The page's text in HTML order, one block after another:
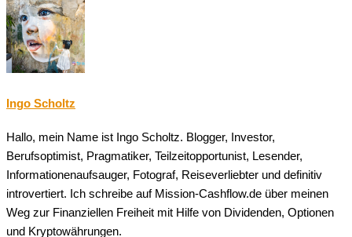
Ingo Scholtz
Hallo, mein Name ist Ingo Scholtz. Blogger, Investor,
Berufsoptimist, Pragmatiker, Teilzeitopportunist, Lesender,
Informationenaufsauger, Fotograf, Reiseverliebter und definitiv
introvertiert. Ich schreibe auf Mission-Cashflow.de über meinen
Weg zur Finanziellen Freiheit mit Hilfe von Dividenden, Optionen
und Kryptowährungen.